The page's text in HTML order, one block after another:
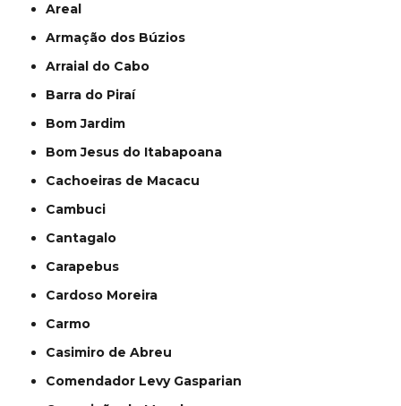
Areal
Armação dos Búzios
Arraial do Cabo
Barra do Piraí
Bom Jardim
Bom Jesus do Itabapoana
Cachoeiras de Macacu
Cambuci
Cantagalo
Carapebus
Cardoso Moreira
Carmo
Casimiro de Abreu
Comendador Levy Gasparian